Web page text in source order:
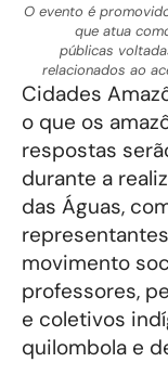
O evento é
que atua
públicas
relacionados ao
Cidades
o que os
respostas
durante a
das Águas,
movimento
professores,
e coletivos
quilombola e